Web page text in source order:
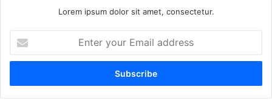
Lorem ipsum dolor sit amet, consectetur.
your
Email